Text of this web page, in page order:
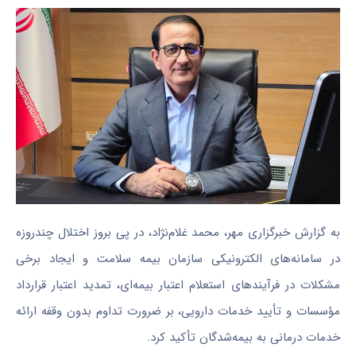
به گزارش خبرگزاری مهر، محمد غلام‌نژاد، در پی بروز اختلال چندروزه
در سامانه‌های الکترونیکی سازمان بیمه سلامت و ایجاد برخی
مشکلات در فرآیندهای استعلام اعتبار بیمه‌ای، تمدید اعتبار قرارداد
مؤسسات و تأیید خدمات دارویی، بر ضرورت تداوم بدون وقفه ارائه
خدمات درمانی به بیمه‌شدگان تأکید کرد.